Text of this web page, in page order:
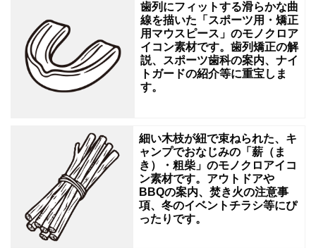
グ、
給
食
内、
ノ
歯列にフィットする滑らかな曲
線を描いた「スポーツ用・矯正
用マウスピース」のモノクロア
イコン素材です。歯列矯正の解
説、スポーツ歯科の案内、ナイ
トガードの紹介等に重宝しま
す。
細い木枝が紐で束ねられた、キ
ャンプでおなじみの「薪（ま
き）・粗柴」のモノクロアイコ
ン素材です。アウトドアや
BBQの案内、焚き火の注意事
項、冬のイベントチラシ等にぴ
ったりです。